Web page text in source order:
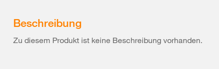
Beschreibung
Zu diesem Produkt ist keine Beschreibung vorhanden.